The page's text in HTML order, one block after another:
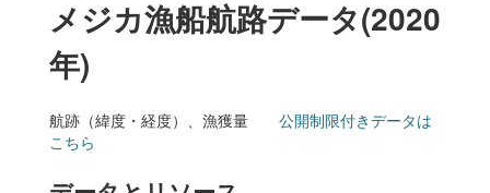
メジカ漁船航路データ(2020
年)
航跡（緯度・経度）、漁獲量 公開制限付きデータは
こちら